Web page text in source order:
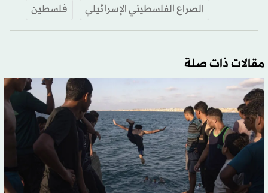
الصراع الفلسطيني الإسرائيلي
فلسطين
مقالات ذات صلة